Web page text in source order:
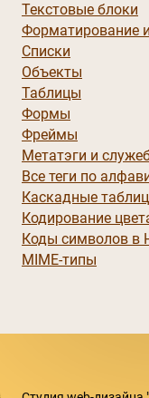
Текстовые блоки
Форматирование
Списки
Объекты
Таблицы
Формы
Фреймы
Метатэги и
Все теги по
Каскадные
Кодирование
Коды символов в
MIME-типы